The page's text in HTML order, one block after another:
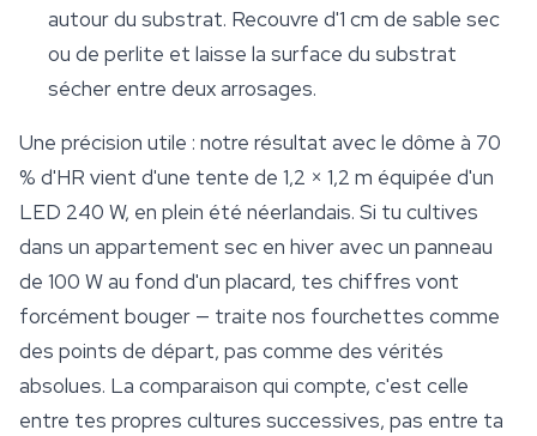
autour du substrat. Recouvre d'1 cm de sable sec
ou de perlite et laisse la surface du substrat
sécher entre deux arrosages.
Une précision utile : notre résultat avec le dôme à 70
% d'HR vient d'une tente de 1,2 × 1,2 m équipée d'un
LED 240 W, en plein été néerlandais. Si tu cultives
dans un appartement sec en hiver avec un panneau
de 100 W au fond d'un placard, tes chiffres vont
forcément bouger — traite nos fourchettes comme
des points de départ, pas comme des vérités
absolues. La comparaison qui compte, c'est celle
entre tes propres cultures successives, pas entre ta